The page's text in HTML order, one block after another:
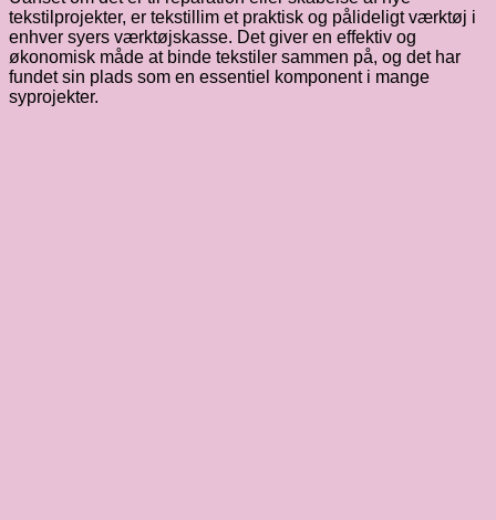
tekstilprojekter, er tekstillim et praktisk og pålideligt værktøj i
enhver syers værktøjskasse. Det giver en effektiv og
økonomisk måde at binde tekstiler sammen på, og det har
fundet sin plads som en essentiel komponent i mange
syprojekter.